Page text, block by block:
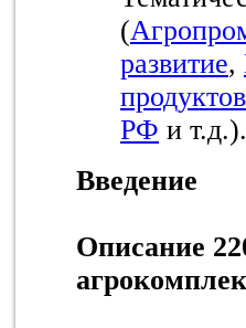
(
развитие,
РФ и т.д.).
Введение
Описание